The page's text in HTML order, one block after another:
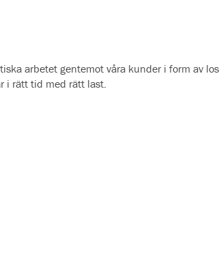
arbetet gentemot våra kunder i form av
i rätt tid med rätt last.